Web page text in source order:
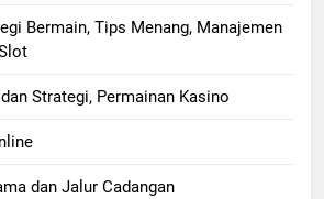
Bermain, Tips Menang, Manajemen
Strategi, Permainan Kasino
dan Jalur Cadangan